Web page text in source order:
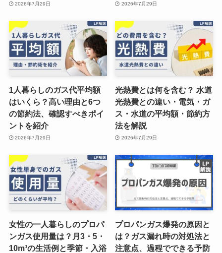
2026年7月29日 2026年7月29日
1人暮らしのガス代平均額
はいくら？高い理由と6つ
の節約法、確認すべきポイ
ントを紹介
2026年7月29日
光熱費とは何を含む？ 水道
光熱費との違い・電気・ガ
ス・水道の平均額・節約方
法を解説
2026年7月29日
女性の一人暮らしのプロパ
ンガス使用量は？月3・5・
10m³の生活例と季節・入浴
プロパンガス爆発の原因と
は？ガス漏れ時の対処法と
注意点、過程でできる予防